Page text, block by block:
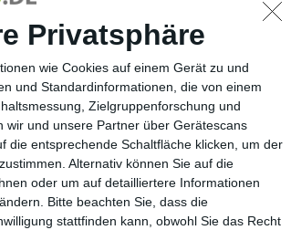
Privatsphäre
wie Cookies auf einem Gerät zu und
und Standardinformationen, die von einem
Zielgruppenforschung und
wir und unsere Partner über Gerätescans
die entsprechende Schaltfläche klicken, um der
Alternativ können Sie auf die
oder um auf detailliertere Informationen
Bitte beachten Sie, dass die
stattfinden kann, obwohl Sie das Recht
Computerbild
kann dies dann
iPhone. Ein eigener
Nachrichten. Das
eigener Aussage
deutlich
A2DP-Bluetooth-
möglich ist.